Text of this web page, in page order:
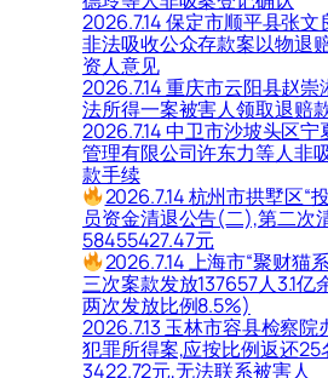
2026.7.14 保定市顺平县张文
非法吸收公众存款案以物退
资人意见
2026.7.14 重庆市云阳县赵
法所得一案被害人领取退赔
2026.7.14 中卫市沙坡头区
管理有限公司许东力等人非
款手续
2026.7.14 杭州市拱墅区“
员资金清退公告(二),第二次
58455427.47元
2026.7.14 上海市“聚财猫
三次案款发放137657人3.1
两次发放比例8.5%)
2026.7.13 玉林市容县检察
犯罪所得案,应按比例返还25
3422.72元,无法联系被害人